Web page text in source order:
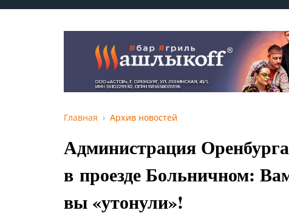
Главная Архив новостей
Администрация
в проезде Больничном:
вы «утонули»!